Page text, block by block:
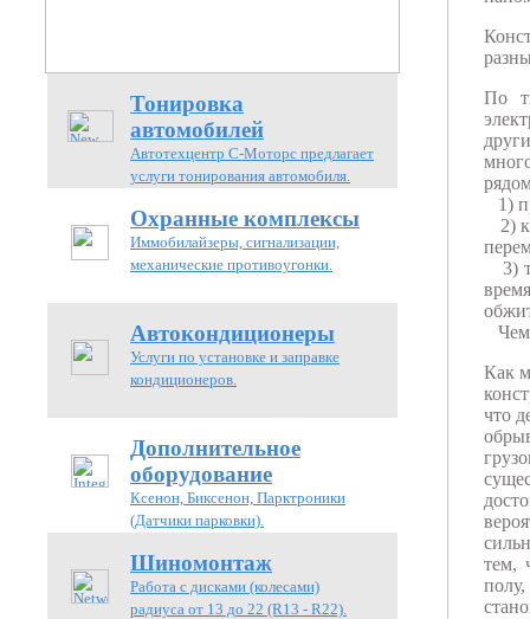
Тонировка
автомобилей
Автотехцентр С-Моторс предлагает
услуги тонирования автомобиля.
Охранные комплексы
Иммобилайзеры, сигнализации,
механические противоугонки.
Автокондиционеры
Услуги по установке и заправке
кондиционеров.
Дополнительное
оборудование
Ксенон, Биксенон, Парктроники
(Датчики парковки).
Шиномонтаж
Работа с дисками (колесами)
радиуса от 13 до 22 (R13 - R22).
По
1)
2)
3)
Чем
Как
что
тем,